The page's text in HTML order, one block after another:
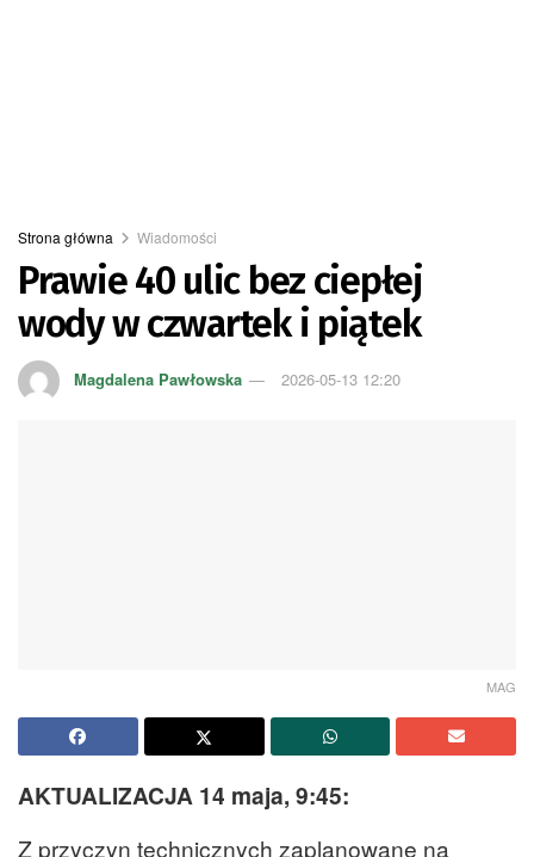
Strona główna Wiadomości
Prawie 40 ulic bez ciepłej
wody w czwartek i piątek
Magdalena Pawłowska 2026-05-13 12:20
MAG
AKTUALIZACJA 14 maja, 9:45:
Z przyczyn technicznych zaplanowane na